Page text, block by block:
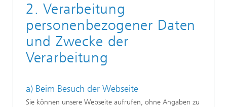
2. Verarbeitung
personenbezogener Daten
und Zwecke der
Verarbeitung
a) Beim Besuch der Webseite
Sie können unsere Webseite aufrufen, ohne Angaben zu